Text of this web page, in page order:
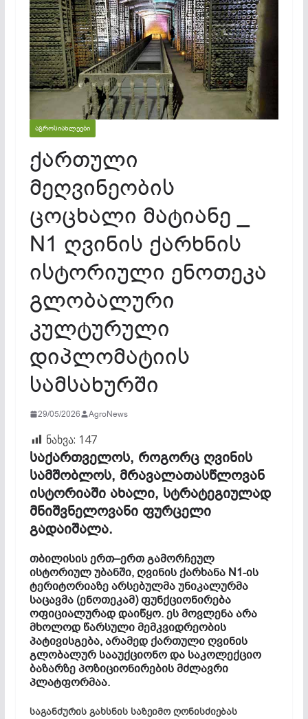
ᲐᲒᲠᲝᲡᲘᲐᲮᲚᲔᲔᲑᲘ
ქართული
მეღვინეობის
ცოცხალი მატიანე _
N1 ღვინის ქარხნის
ისტორიული ენოთეკა
გლობალური
კულტურული
დიპლომატიის
სამსახურში
29/05/2026 AgroNews
ნახვა: 147
საქართველოს, როგორც ღვინის
სამშობლოს, მრავალათასწლოვან
ისტორიაში ახალი, სტრატეგიულად
მნიშვნელოვანი ფურცელი
გადაიშალა.
თბილისისერთ–ერთგამორჩეულ
ისტორიულუბანში,ღვინისქარხანაN1-ის
ტერიტორიაზეარსებულმაუნიკალურმა
საცავმა(ენოთეკამ)ფუნქციონირება
ოფიციალურადდაიწყო.ესმოვლენაარა
მხოლოდ წარსულიმემკვიდრეობის
პატივისგება,არამედქართულიღვინის
გლობალურ სააუქციონოდა საკოლექციო
ბაზარზეპოზიციონირებისმძლავრი
პლატფორმაა.
საგანძურის გახსნის საზეიმო ღონისძიებას